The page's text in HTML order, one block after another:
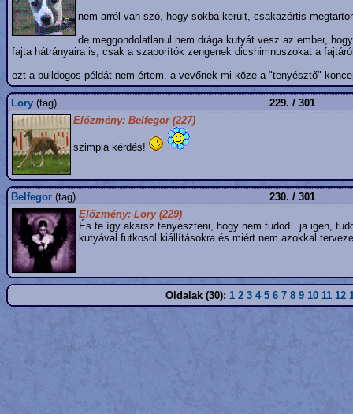
nem arról van szó, hogy sokba került, csakazértis
de meggondolatlanul nem drága kutyát vesz az ember,
fajta hátrányaira is, csak a szaporítók zengenek dicshimnuszokat a
ezt a bulldogos példát nem értem. a vevőnek mi köze a "tenyésztő"
Lory (tag)
229. / 301
Előzmény: Belfegor (227)
szimpla kérdés!
Belfegor (tag)
230. / 301
Előzmény: Lory (229)
És te így akarsz tenyészteni, hogy nem tudod.. ja igen,
kutyával futkosol kiállításokra és miért nem azokkal
Oldalak (30): 1 2 3 4 5 6 7 8 9 10 11 12